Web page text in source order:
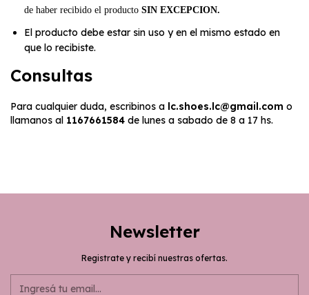
de haber recibido el producto SIN EXCEPCION.
El producto debe estar sin uso y en el mismo estado en
que lo recibiste.
Consultas
Para cualquier duda, escribinos a lc.shoes.lc@gmail.com o
llamanos al 1167661584 de lunes a sabado de 8 a 17 hs.
Newsletter
Registrate y recibí nuestras ofertas.